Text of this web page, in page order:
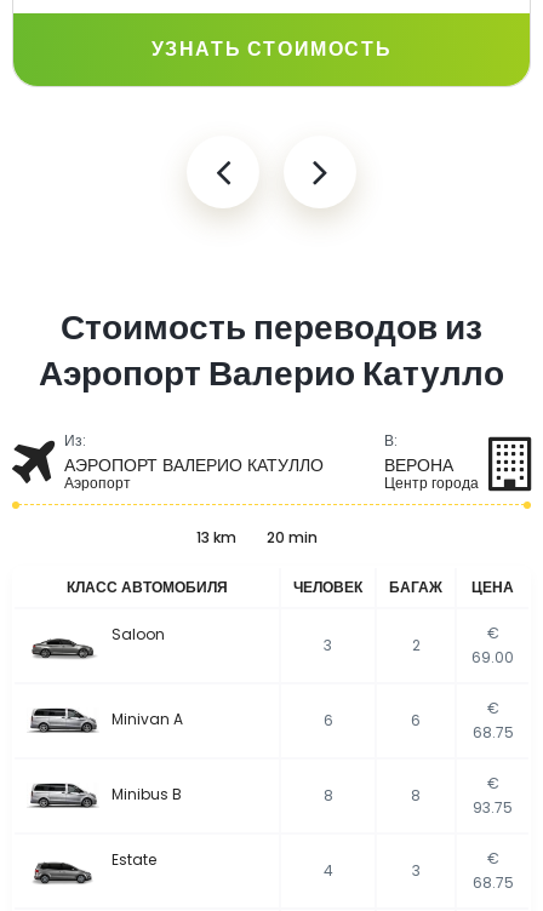
УЗНАТЬ СТОИМОСТЬ
Стоимость переводов из
Аэропорт Валерио Катулло
Из:
АЭРОПОРТ ВАЛЕРИО КАТУЛЛО
Аэропорт
В:
ВЕРОНА
Центр города
13 km 20 min
КЛАСС АВТОМОБИЛЯ ЧЕЛОВЕК БАГАЖ ЦЕНА
Saloon
3 2
€
69.00
Minivan A 6 6
€
68.75
Minibus B 8 8
€
93.75
Estate
4 3
€
68.75